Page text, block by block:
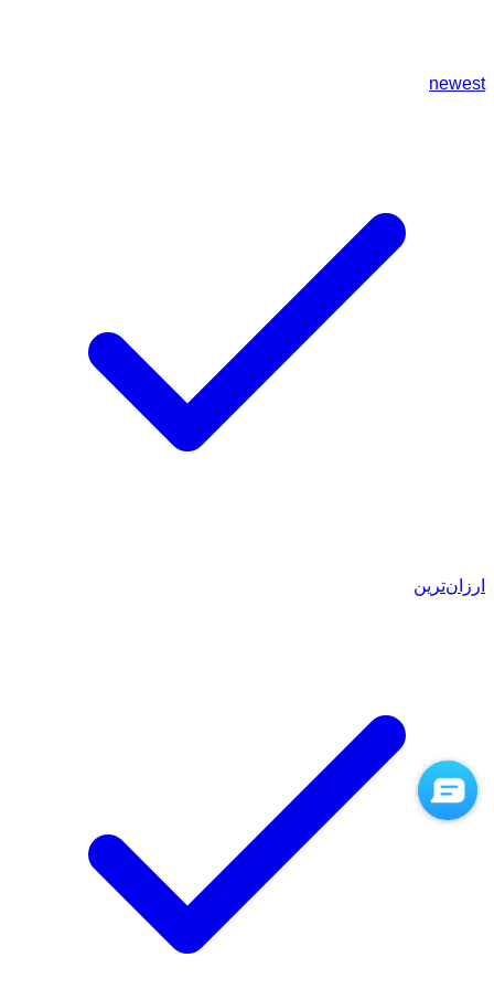
newest
ارزان‌ترین